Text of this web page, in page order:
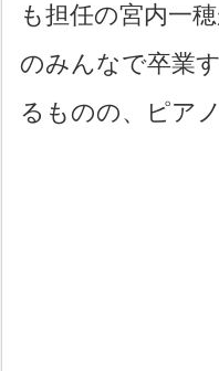
も担任の宮内一
のみんなで卒業
るものの、ピア